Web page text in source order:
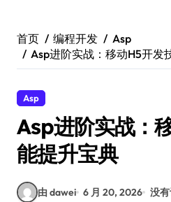
首页 编程开发
Asp
Asp进阶实战：移动H5开发
Asp
Asp进阶实战：
能提升宝典
由 dawei 6 月 20, 2026 没